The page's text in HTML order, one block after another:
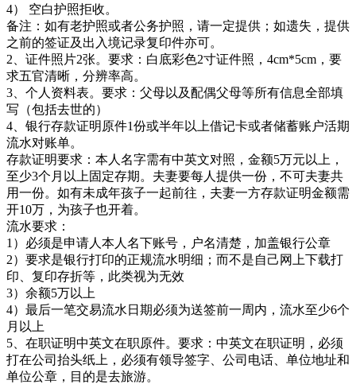
4） 空白护照拒收。
备注：如有老护照或者公务护照，请一定提供；如遗失，提供
之前的签证及出入境记录复印件亦可。
2、证件照片2张。要求：白底彩色2寸证件照，4cm*5cm，要
求五官清晰，分辨率高。
3、个人资料表。要求：父母以及配偶父母等所有信息全部填
写（包括去世的）
4、银行存款证明原件1份或半年以上借记卡或者储蓄账户活期
流水对账单。
存款证明要求：本人名字需有中英文对照，金额5万元以上，
至少3个月以上固定存期。夫妻要每人提供一份，不可夫妻共
用一份。如有未成年孩子一起前往，夫妻一方存款证明金额需
开10万，为孩子也开着。
流水要求：
1）必须是申请人本人名下账号，户名清楚，加盖银行公章
2）要求是银行打印的正规流水明细；而不是自己网上下载打
印、复印存折等，此类视为无效
3）余额5万以上
4）最后一笔交易流水日期必须为送签前一周内，流水至少6个
月以上
5、在职证明中英文在职原件。要求：中英文在职证明，必须
打在公司抬头纸上，必须有领导签字、公司电话、单位地址和
单位公章，目的是去旅游。